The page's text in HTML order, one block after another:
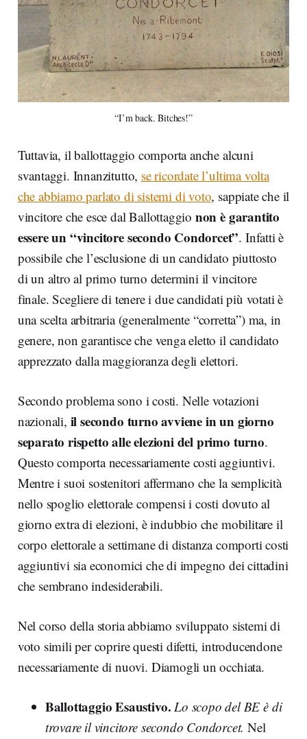
“I’m back. Bitches!”
Tuttavia, il ballottaggio comporta anche alcuni
svantaggi. Innanzitutto, se ricordate l’ultima volta
che abbiamo parlato di sistemi di voto, sappiate che il
vincitore che esce dal Ballottaggio non è garantito
essere un “vincitore secondo Condorcet”. Infatti è
possibile che l’esclusione di un candidato piuttosto
di un altro al primo turno determini il vincitore
finale. Scegliere di tenere i due candidati più votati è
una scelta arbitraria (generalmente “corretta”) ma, in
genere, non garantisce che venga eletto il candidato
apprezzato dalla maggioranza degli elettori.
Secondo problema sono i costi. Nelle votazioni
nazionali, il secondo turno avviene in un giorno
separato rispetto alle elezioni del primo turno.
Questo comporta necessariamente costi aggiuntivi.
Mentre i suoi sostenitori affermano che la semplicità
nello spoglio elettorale compensi i costi dovuto al
giorno extra di elezioni, è indubbio che mobilitare il
corpo elettorale a settimane di distanza comporti costi
aggiuntivi sia economici che di impegno dei cittadini
che sembrano indesiderabili.
Nel corso della storia abbiamo sviluppato sistemi di
voto simili per coprire questi difetti, introducendone
necessariamente di nuovi. Diamogli un occhiata.
Ballottaggio Esaustivo. Lo scopo del BE è di
trovare il vincitore secondo Condorcet. Nel